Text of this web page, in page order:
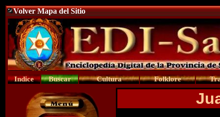
Volver Mapa del Sitio
Indice Buscar Cultura Folklore